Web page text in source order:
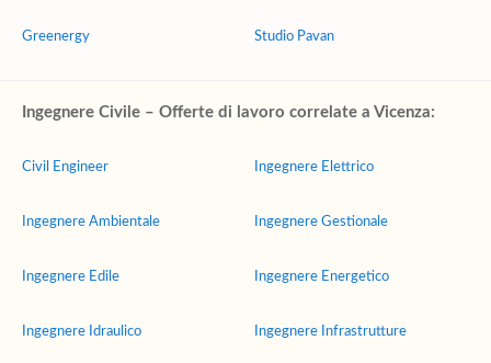
Greenergy Studio Pavan
Ingegnere Civile – Offerte di lavoro correlate a Vicenza:
Civil Engineer
Ingegnere Ambientale
Ingegnere Edile
Ingegnere Idraulico
Ingegnere Elettrico
Ingegnere Gestionale
Ingegnere Energetico
Ingegnere Infrastrutture